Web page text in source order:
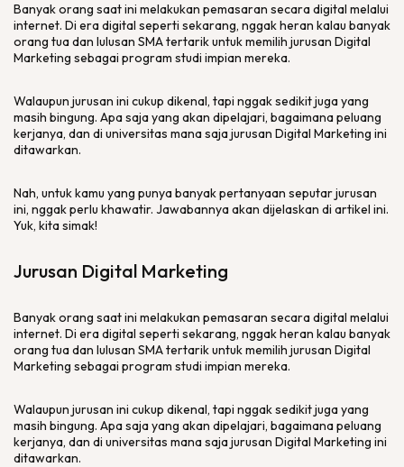
Banyak orang saat ini melakukan pemasaran secaradigital melalui
internet. Di era digital seperti sekarang, nggak heran kalau banyak
orang tua dan lulusan SMA tertarik untuk memilih jurusan Digital
Marketing sebagai program studi impian mereka.
Walaupun jurusan ini cukup dikenal, tapi nggak sedikit juga yang
masih bingung. Apa saja yang akan dipelajari, bagaimana peluang
kerjanya, dan di universitas mana saja jurusan Digital Marketing ini
ditawarkan.
Nah, untuk kamu yang punya banyak pertanyaan seputar jurusan
ini, nggak perlu khawatir. Jawabannya akan dijelaskan di artikel ini.
Yuk, kita simak!
Jurusan Digital Marketing
Banyak orang saat ini melakukan pemasaran secaradigital melalui
internet. Di era digital seperti sekarang, nggak heran kalau banyak
orang tua dan lulusan SMA tertarik untuk memilih jurusan Digital
Marketing sebagai program studi impian mereka.
Walaupun jurusan ini cukup dikenal, tapi nggak sedikit juga yang
masih bingung. Apa saja yang akan dipelajari, bagaimana peluang
kerjanya, dan di universitas mana saja jurusan Digital Marketing ini
ditawarkan.